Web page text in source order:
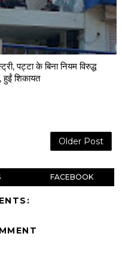
पट्टा के बिना नियम विरुद्ध
हुईं शिकायत
Older Post
FACEBOOK